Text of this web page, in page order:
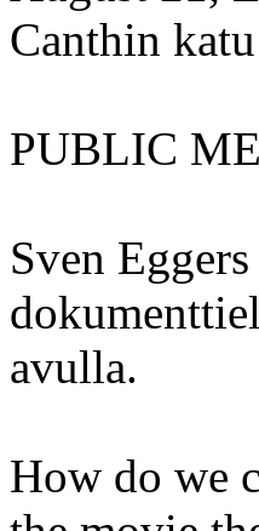
Canthin
PUBLIC
Sven
avulla.
How do we